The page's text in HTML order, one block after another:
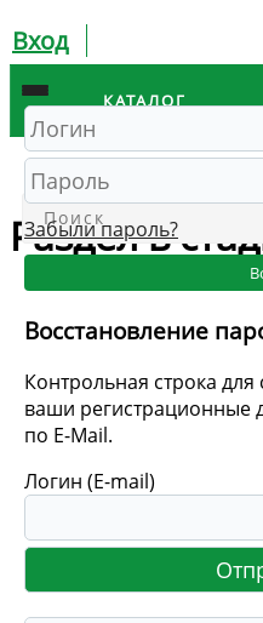
КАТАЛОГ
Главная / Ломбард /
Раздел в
Вход
Забыли пароль?
Восстановление
Контрольная строка
ваши регистрационные
по E-Mail.
Логин (E-mail)